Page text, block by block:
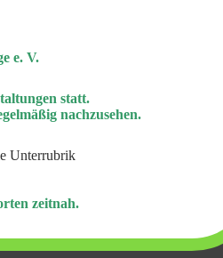
e. V.
statt.
nachzusehen.
Unterrubrik
zeitnah.